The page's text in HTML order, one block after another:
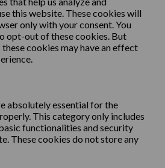
this website. These cookies will
only with your consent. You
opt-out of these cookies. But
cookies may have an effect
absolutely essential for the
This category only includes
functionalities and security
These cookies do not store any